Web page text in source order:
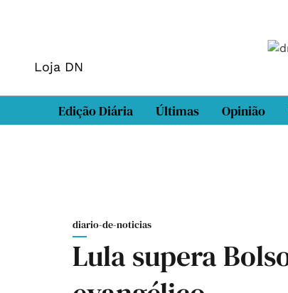
Loja DN
Edição Diária Últimas Opinião
diario-de-noticias
Lula supera